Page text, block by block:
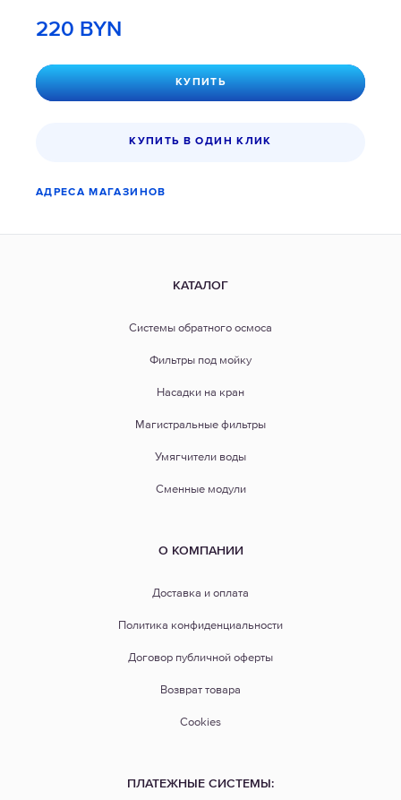
220 BYN
КУПИТЬ
КУПИТЬ В ОДИН КЛИК
АДРЕСА МАГАЗИНОВ
КАТАЛОГ
Системы обратного осмоса
Фильтры под мойку
Насадки на кран
Магистральные фильтры
Умягчители воды
Сменные модули
О КОМПАНИИ
Доставка и оплата
Политика конфиденциальности
Договор публичной оферты
Возврат товара
Cookies
ПЛАТЕЖНЫЕ СИСТЕМЫ: